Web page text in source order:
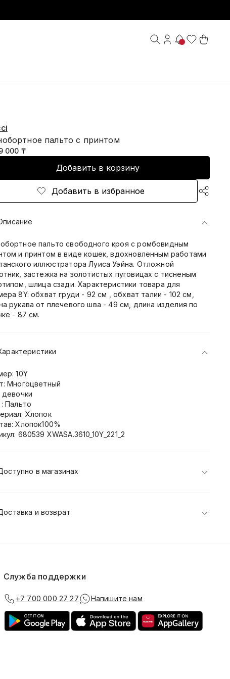
пальто с принтом
000 ₸
Добавить в корзину
Добавить в избранное
пальто свободного кроя с ромбовидным
и принтом в виде кошек, вдохновленным работами
иллюстратора Луиса Уэйна. Отложной
застежка на золотистых пуговицах с тисненым
шлица сзади. Характеристики товара для
8Y: обхват груди - 92 см , обхват талии - 102 см,
рукава от плечевого шва - 49 см, длина изделия по
- 87 см.
10Y
Многоцветный
девочки
Пальто
Хлопок
Хлопок100%
680539 XWASA.3610_10Y_221_2
в магазинах
и возврат
Служба поддержки
+7 700 000 27 27 Напишите нам